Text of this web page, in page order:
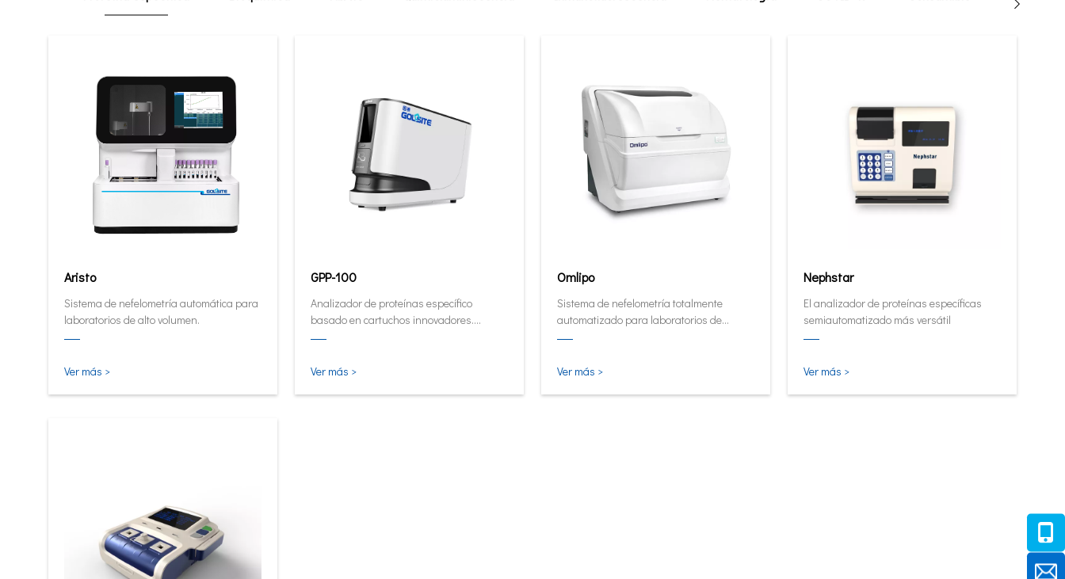
Aristo
Sistema de nefelometría automática para
laboratorios de alto volumen.
Ver más >
GPP-100
Analizador de proteínas específico
basado en cartuchos innovadores.
Analizador de forma automática y
pequeña e inteligente.
Ver más >
Omlipo
Sistema de nefelometría totalmente
automatizado para laboratorios de
rendimiento de volumen medio a alto.
Ver más >
Nephstar
El analizador de proteínas específicas
semiautomatizado más versátil
Ver más >